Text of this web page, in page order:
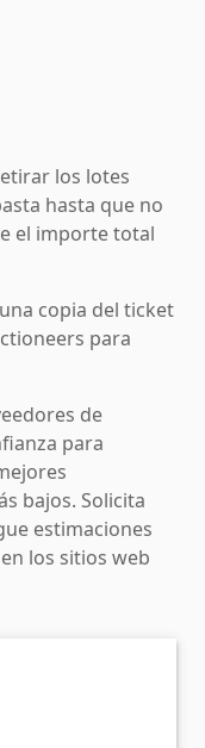
los lotes
hasta que no
el importe total
copia del ticket
para
de
para
bajos. Solicita
estimaciones
los sitios web